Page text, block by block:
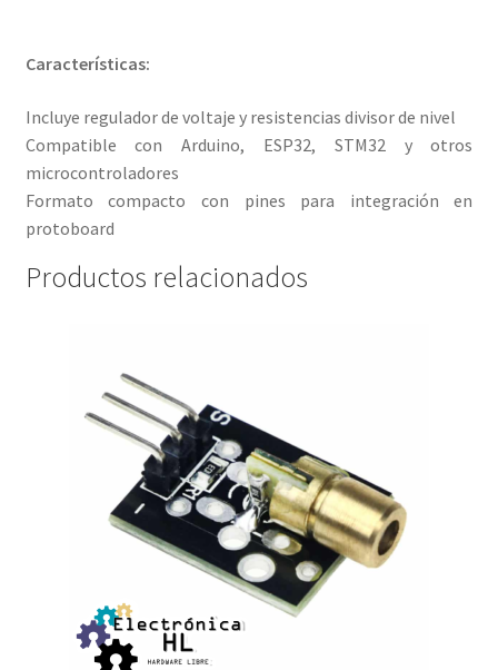
Características:
Incluye regulador de voltaje y resistencias divisor de nivel
Compatible con Arduino, ESP32, STM32 y otros
microcontroladores
Formato compacto con pines para integración en
protoboard
Productos relacionados